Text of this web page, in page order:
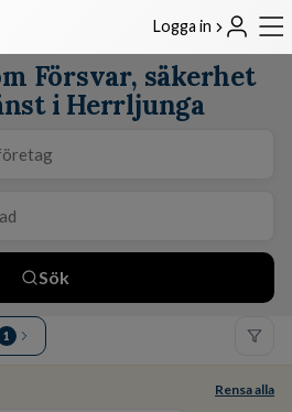
Logga in
Försvar, säkerhet
i Herrljunga
Sök
1
Rensa alla